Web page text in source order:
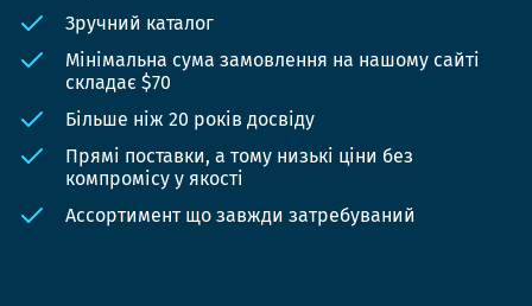
Зручний каталог
Мінімальна сума замовлення на нашому сайті
складає $70
Більше ніж 20 років досвіду
Прямі поставки, а тому низькі ціни без
компромісу у якості
Ассортимент що завжди затребуваний